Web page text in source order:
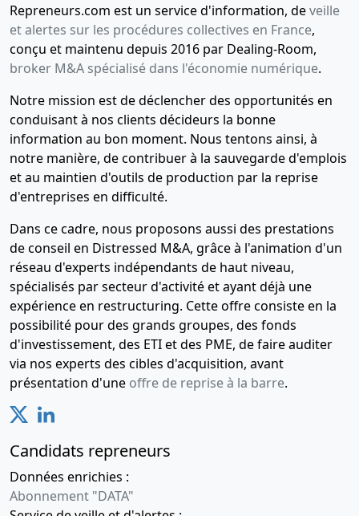
Repreneurs.com est un service d'information, deveille
et alertes sur les procédures collectives en France,
conçu et maintenu depuis 2016 par Dealing-Room,
broker M&A spécialisé dans l'économie numérique.
Notre mission est de déclencher des opportunités en
conduisant à nos clients décideurs la bonne
information au bon moment. Nous tentons ainsi, à
notre manière, de contribuer à la sauvegarde d'emplois
et au maintien d'outils de production par la reprise
d'entreprises en difficulté.
Dans ce cadre, nous proposons aussi des prestations
de conseil en Distressed M&A, grâce à l'animation d'un
réseau d'experts indépendants de haut niveau,
spécialisés par secteur d'activité et ayant déjà une
expérience en restructuring. Cette offre consiste en la
possibilité pour des grands groupes, des fonds
d'investissement, des ETI et des PME, de faire auditer
via nos experts des cibles d'acquisition, avant
présentation d'une offre de reprise à la barre.
Candidats repreneurs
Données enrichies :
Abonnement "DATA"